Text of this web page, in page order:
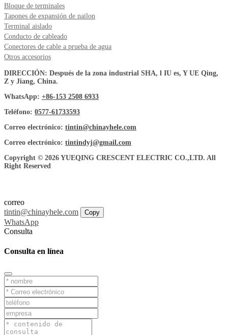
Bloque de terminales
Tapones de expansión de nailon
Terminal aislado
Conducto de cableado
Conectores de cable a prueba de agua
Otros accesorios
DIRECCIÓN: Después de la zona industrial SHA, l IU es, Y UE Qing,
Z y Jiang, China.
WhatsApp: +86-153 2508 6933
Teléfono: 0577-61733593
Correo electrónico: tintin@chinayhele.com
Correo electrónico: tintindyj@gmail.com
Copyright © 2026 YUEQING CRESCENT ELECTRIC CO.,LTD. All
Right Reserved
correo
tintin@chinayhele.com
Copy
WhatsApp
Consulta
Consulta en línea